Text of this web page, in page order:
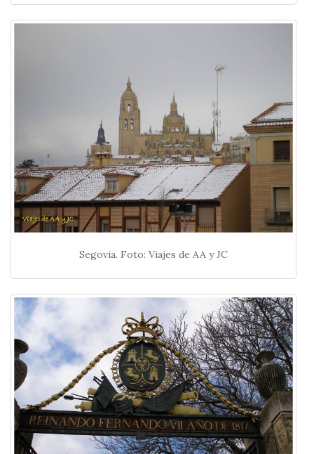
Segovia. Foto: Viajes de AA y JC